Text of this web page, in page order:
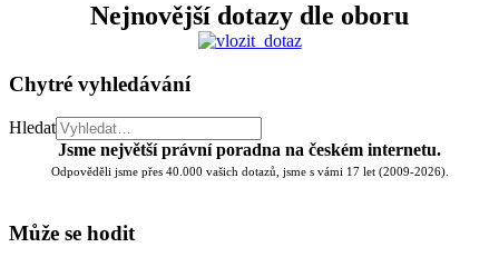
Nejnovější dotazy dle oboru
Chytré vyhledávání
Hledat
Jsme největší právní poradna na českém internetu.
Odpověděli jsme přes 40.000 vašich dotazů, jsme s vámi 17 let (2009-2026).
Může se hodit